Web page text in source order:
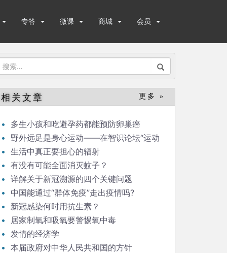
专答 微课 商城 会员
搜
：
相关文章 更多 »
多生小孩和吃避孕药都能预防卵巢癌
野外远足是身心运动——在智识论坛“运动
与健康”的发言
生活中真正要担心的辐射
有没有可能全面消灭蚊子？
详解关于新冠溯源的四个关键问题
中国能通过“群体免疫”走出疫情吗?
新冠感染何时用抗生素？
居家制氧和吸氧要警惕氧中毒
发情的经济学
本届政府对中华人民共和国的方针